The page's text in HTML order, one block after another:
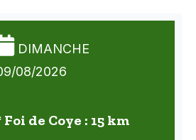
DIMANCHE
08/2026
Foi de Coye : 15 km